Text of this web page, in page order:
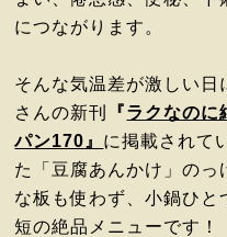
につながります。
そんな気温差が激しい日
さんの新刊
『ラクなのに
パン170』 に掲載されて
た「豆腐あんかけ」のっ
な板も使わず、小鍋ひ
短の絶品メニューです！